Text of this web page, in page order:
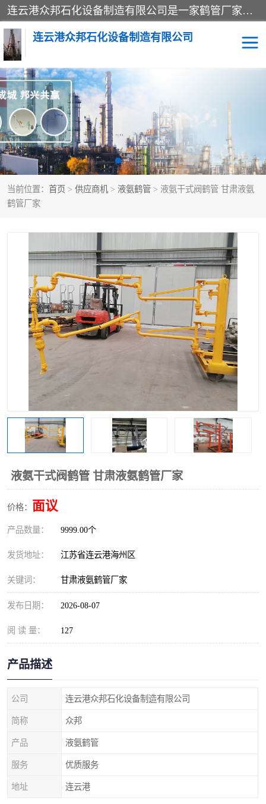
连云港众邦石化设备制造有限公司是一家鹤管厂家主营：鹤管、装车鹤管等，是致力于石油、石化等流体装卸设备(主要产品如鹤管、输油臂、脱缆钩等)的咨询、设计、制造、检测、安装指导、系统调试、维修维护等业务的公司。
连云港众邦石化设备制造有限公司
当前位置： 首页 > 供应商机 > 液氨鹤管 > 液氨干式阀鹤管 甘肃液氨
鹤管厂家
液氨干式阀鹤管 甘肃液氨鹤管厂家
价格： 面议
产品数量： 9999.00个
发货地址： 江苏省连云港海州区
关键词： 甘肃液氨鹤管厂家
发布日期： 2026-08-07
阅 读 量： 127
产品描述
公司 连云港众邦石化设备制造有限公司
简称 众邦
产品 液氨鹤管
服务 优质服务
地址 连云港
鹤管 顶部装卸鹤管
底部装卸鹤管 LNG低温鹤管
液氨鹤管 液化气鹤管
鹤管配件 活动梯栈台
撬装系统设备 装车鹤管